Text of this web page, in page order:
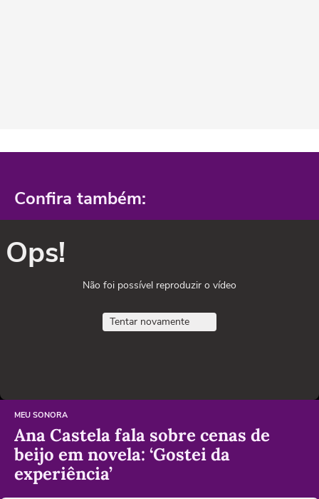
Confira também:
Ops!
Não foi possível reproduzir o vídeo
Tentar novamente
MEU SONORA
Ana Castela fala sobre cenas de
beijo em novela: ‘Gostei da
experiência’